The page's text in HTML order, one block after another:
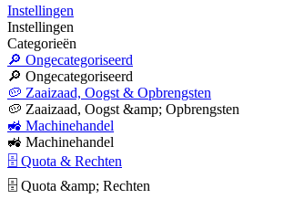
Instellingen
Instellingen
Categorieën
🔎 Ongecategoriseerd
🔎 Ongecategoriseerd
🥔 Zaaizaad, Oogst & Opbrengsten
🥔 Zaaizaad, Oogst &amp; Opbrengsten
🚜 Machinehandel
🚜 Machinehandel
🗄 Quota & Rechten
🗄 Quota &amp; Rechten